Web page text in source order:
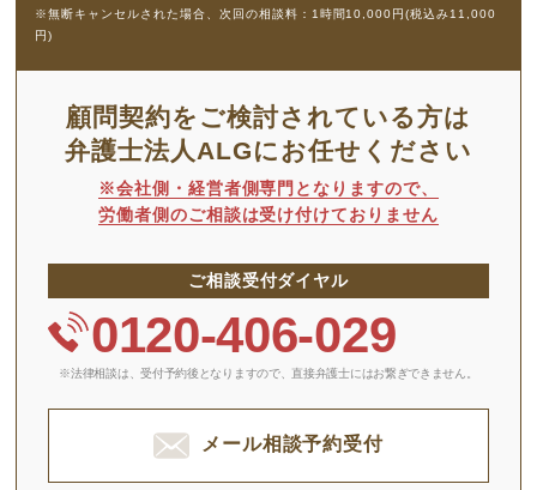
※無断キャンセルされた場合、次回の相談料：1時間10,000円(税込み11,000
円)
顧問契約をご検討されている方は
弁護士法人ALGにお任せください
※会社側・経営者側専門となりますので、
労働者側のご相談は受け付けておりません
ご相談受付ダイヤル
0120-406-029
※法律相談は、受付予約後となりますので、 直接弁護士にはお繋ぎできません。
メール相談予約受付